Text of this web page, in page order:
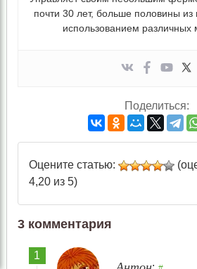
почти 30 лет, больше половины из
использованием различных
Поделиться:
Оцените статью:
4,20 из 5)
3 комментария